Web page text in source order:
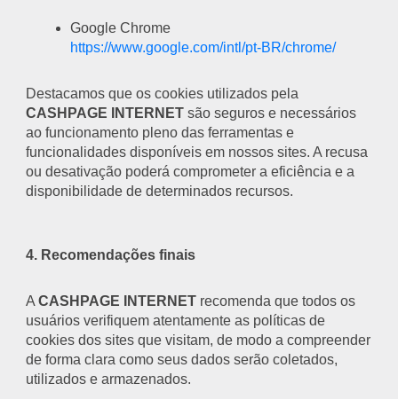
Google Chrome
https://www.google.com/intl/pt-BR/chrome/
Destacamos que os cookies utilizados pela
CASHPAGE INTERNETsão seguros e necessários
ao funcionamento pleno das ferramentas e
funcionalidades disponíveis em nossos sites. A recusa
ou desativação poderá comprometer a eficiência e a
disponibilidade de determinados recursos.
4. Recomendações finais
A CASHPAGE INTERNETrecomenda que todos os
usuários verifiquem atentamente as políticas de
cookies dos sites que visitam, de modo a compreender
de forma clara como seus dados serão coletados,
utilizados e armazenados.